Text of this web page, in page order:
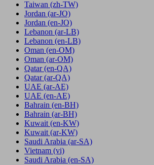
Taiwan (zh-TW)
Jordan (ar-JO)
Jordan (en-JO)
Lebanon (ar-LB)
Lebanon (en-LB)
Oman (en-OM)
Oman (ar-OM)
Qatar (en-QA)
Qatar (ar-QA)
UAE (ar-AE)
UAE (en-AE)
Bahrain (en-BH)
Bahrain (ar-BH)
Kuwait (en-KW)
Kuwait (ar-KW)
Saudi Arabia (ar-SA)
Vietnam (vi)
Saudi Arabia (en-SA)